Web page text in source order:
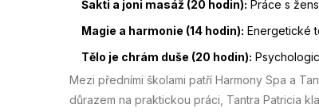
Šakti a joni masáž (20 hodin): Práce s
Magie a harmonie (14 hodin): Energetické
Tělo je chrám duše (20 hodin):
Mezi předními školami patří Harmony Spa a
důrazem na praktickou práci, Tantra Patricia